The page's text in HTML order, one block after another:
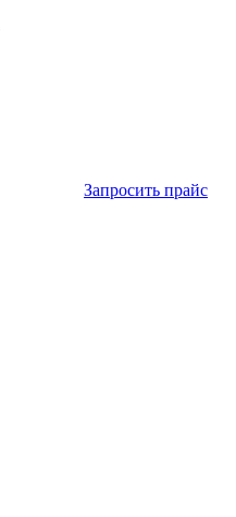
Запросить прайс